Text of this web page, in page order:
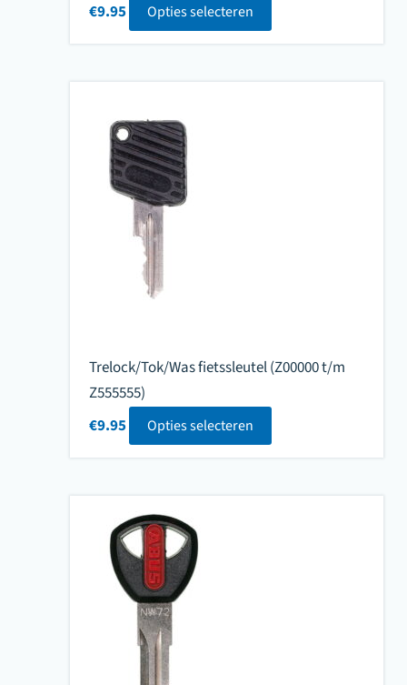
€9.95 Opties selecteren
Trelock/Tok/Was fietssleutel (Z00000 t/m
Z555555)
€9.95 Opties selecteren